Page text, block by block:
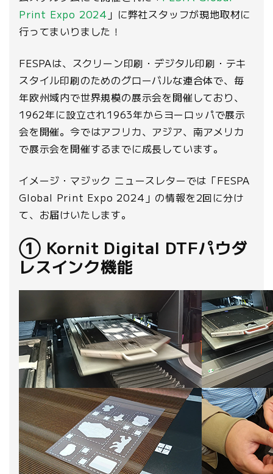
Print Expo 2024 」に弊社スタッフが現地取材に
行ってまいりました！
FESPAは、スクリーン印刷・デジタル印刷・テキ
スタイル印刷のためのグローバルな連合体で、毎
年欧州域内で世界規模の展示会を開催しており、
1962年に設立され1963年からヨーロッパで展示
会を開催。今ではアフリカ、アジア、南アメリカ
で展示会を開催するまでに成長しています。
イメージ・マジック ニュースレターでは「FESPA
Global Print Expo 2024」の情報を2回に分け
て、お届けいたします。
① Kornit Digital DTFパウダ
レスインク機能